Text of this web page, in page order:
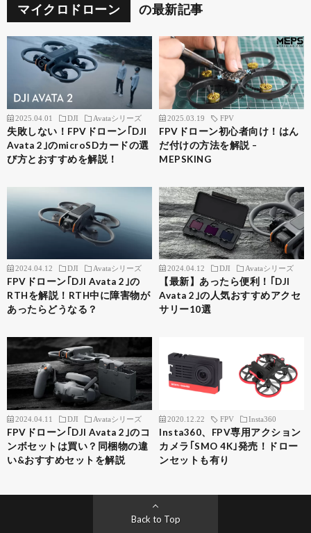
マイクロドローン の最新記事
2025.04.01 DJI Avataシリーズ
失敗しない！FPVドローン｢DJI
Avata 2｣のmicroSDカードの選
び方とおすすめを解説！
2025.03.19 FPV
FPVドローン初心者向け！はん
だ付けの方法を解説 –
MEPSKING
2024.04.12 DJI Avataシリーズ
FPVドローン｢DJI Avata 2｣の
RTHを解説！RTH中に障害物が
あったらどうなる？
2024.04.12 DJI Avataシリーズ
【最新】あったら便利！｢DJI
Avata 2｣の人気おすすめアクセ
サリー10選
2024.04.11 DJI Avataシリーズ
FPVドローン｢DJI Avata 2｣のコ
ンボセットは買い？同梱物の違
い&おすすめセットを解説
2020.12.22 FPV Insta360
Insta360、FPV専用アクション
カメラ｢SMO 4K｣発売！ドロー
ンセットも有り
Back to Top